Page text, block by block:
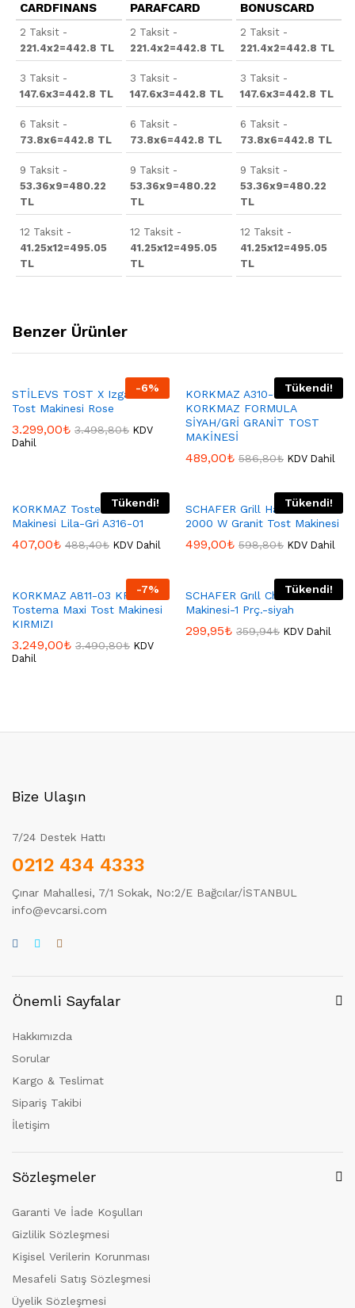
CARDFINANS
2 Taksit -
221.4x2=442.8 TL
3 Taksit -
147.6x3=442.8 TL
6 Taksit -
73.8x6=442.8 TL
9 Taksit -
53.36x9=480.22
TL
12 Taksit -
41.25x12=495.05
TL
PARAFCARD
2 Taksit -
221.4x2=442.8 TL
3 Taksit -
147.6x3=442.8 TL
6 Taksit -
73.8x6=442.8 TL
9 Taksit -
53.36x9=480.22
TL
12 Taksit -
41.25x12=495.05
TL
BONUSCARD
2 Taksit -
221.4x2=442.8 TL
3 Taksit -
147.6x3=442.8 TL
6 Taksit -
73.8x6=442.8 TL
9 Taksit -
53.36x9=480.22
TL
12 Taksit -
41.25x12=495.05
TL
Benzer Ürünler
-6%
STİLEVS TOST X Izgara Ve
Tost Makinesi Rose
3.299,00₺ 3.498,80₺ KDV
Dahil
Tükendi!
KORKMAZ A310-03
KORKMAZ FORMULA
SİYAH/GRİ GRANİT TOST
MAKİNESİ
489,00₺ 586,80₺ KDV Dahil
Tükendi!
KORKMAZ Tostella Tost
Makinesi Lila-Gri A316-01
407,00₺ 488,40₺ KDV Dahil
Tükendi!
SCHAFER Grill Haus Kırmızı
2000 W Granit Tost Makinesi
499,00₺ 598,80₺ KDV Dahil
-7%
KORKMAZ A811-03 KROM
Tostema Maxi Tost Makinesi
KIRMIZI
3.249,00₺ 3.490,80₺ KDV
Dahil
Tükendi!
SCHAFER Grıll Chef Tost
Makinesi-1 Prç.-siyah
299,95₺ 359,94₺ KDV Dahil
Bize Ulaşın
7/24 Destek Hattı
0212 434 4333
Çınar Mahallesi, 7/1 Sokak, No:2/E Bağcılar/İSTANBUL
info@evcarsi.com
Önemli Sayfalar
Hakkımızda
Sorular
Kargo & Teslimat
Sipariş Takibi
İletişim
Sözleşmeler
Garanti Ve İade Koşulları
Gizlilik Sözleşmesi
Kişisel Verilerin Korunması
Mesafeli Satış Sözleşmesi
Üyelik Sözleşmesi